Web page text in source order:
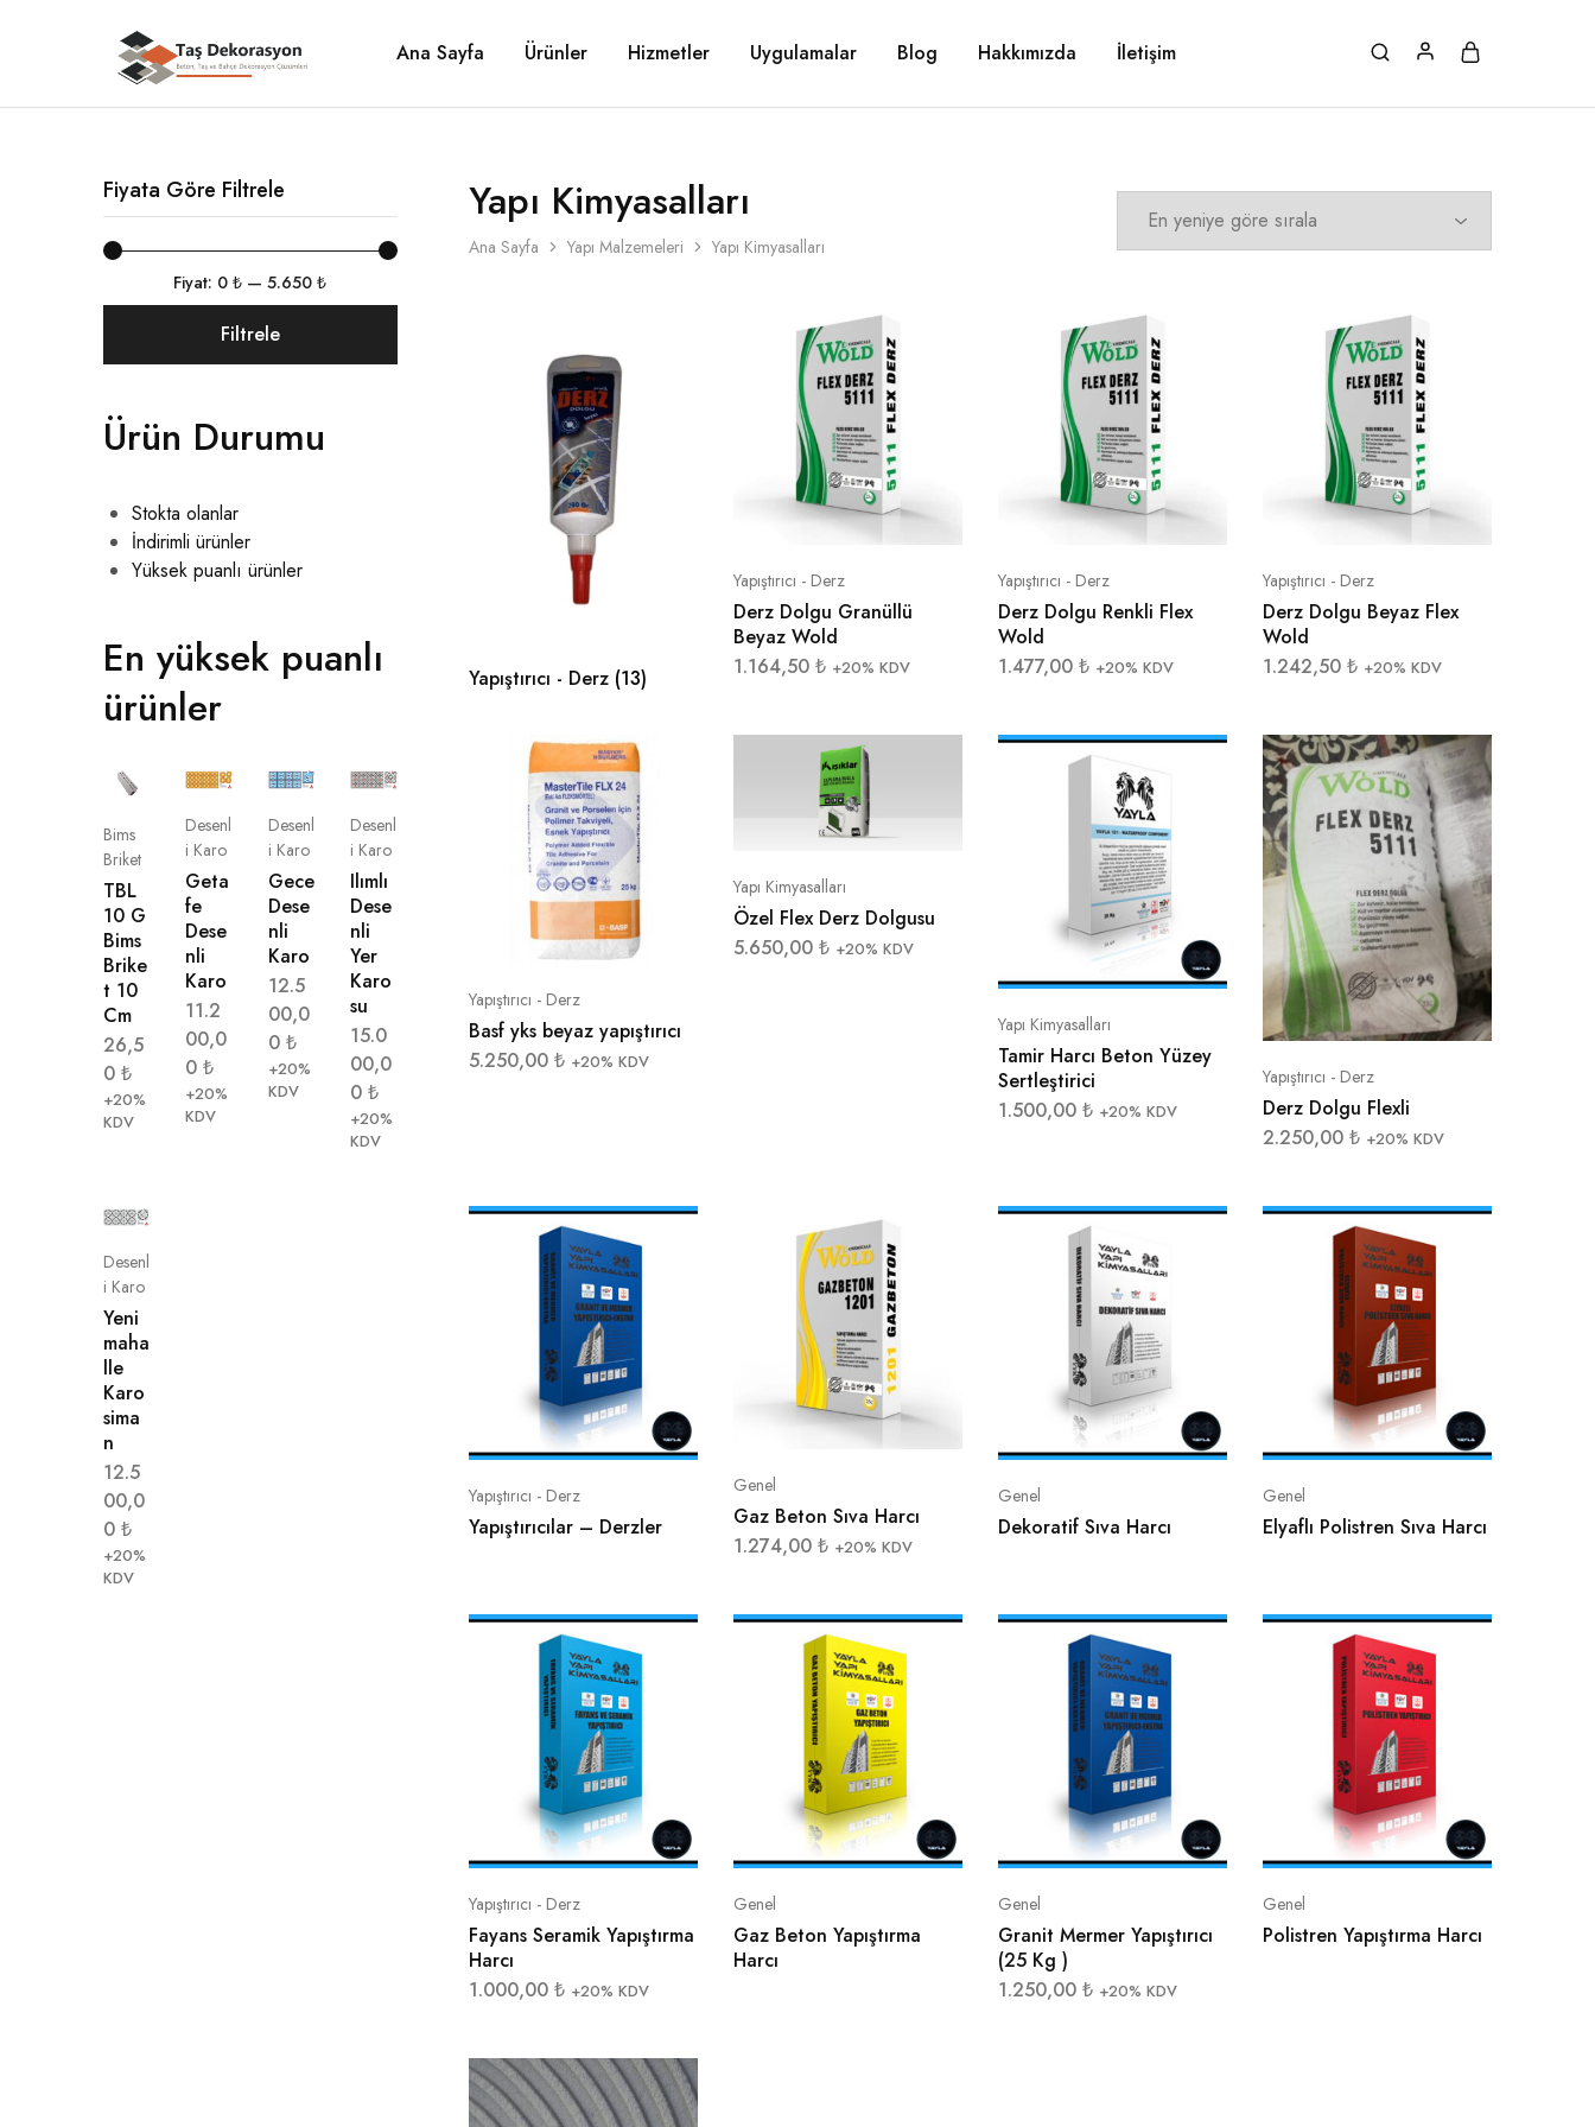
Taş
Dekorasyon
Beton,
Taş
Bahçe
Ana Sayfa Ürünler Hizmetler Uygulamalar Blog Hakkımızda İletişim
Yapı Kimyasalları
Ana Sayfa Yapı Malzemeleri Yapı Kimyasalları
Yapıştırıcı - Derz (13)
Yapıştırıcı - Derz
Derz Dolgu Granüllü
Beyaz Wold
1.164,50 ₺ +20% KDV
Yapıştırıcı - Derz
Derz Dolgu Renkli Flex
Wold
1.477,00 ₺ +20% KDV
Yapıştırıcı - Derz
Derz Dolgu Beyaz Flex
Wold
1.242,50 ₺ +20% KDV
Yapıştırıcı - Derz
Basf yks beyaz yapıştırıcı
5.250,00 ₺ +20% KDV
Yapı Kimyasalları
Özel Flex Derz Dolgusu
5.650,00 ₺ +20% KDV
Yapı Kimyasalları
Tamir Harcı Beton Yüzey
Sertleştirici
1.500,00 ₺ +20% KDV
Yapıştırıcı - Derz
Derz Dolgu Flexli
2.250,00 ₺ +20% KDV
Yapıştırıcı - Derz
Yapıştırıcılar – Derzler
Genel
Gaz Beton Sıva Harcı
1.274,00 ₺ +20% KDV
Genel
Dekoratif Sıva Harcı
Genel
Elyaflı Polistren Sıva Harcı
Yapıştırıcı - Derz
Fayans Seramik Yapıştırma
Harcı
1.000,00 ₺ +20% KDV
Genel
Gaz Beton Yapıştırma
Harcı
Genel
Granit Mermer Yapıştırıcı
(25 Kg )
1.250,00 ₺ +20% KDV
Genel
Polistren Yapıştırma Harcı
Fiyata Göre Filtrele
Filtrele
Fiyat: 0 ₺ —5.650 ₺
Ürün Durumu
Stokta olanlar
İndirimli ürünler
Yüksek puanlı ürünler
En yüksek puanlı
ürünler
Bims
Briket
TBL
10 G
Bims
Brike
t 10
Cm
26,5
0 ₺
+20%
KDV
Desenl
i Karo
Geta
fe
Dese
nli
Karo
11.2
00,0
0₺
+20%
KDV
Desenl
i Karo
Gece
Dese
nli
Karo
12.5
00,0
0 ₺
+20%
KDV
Desenl
i Karo
Ilımlı
Dese
nli
Yer
Karo
su
15.0
00,0
0₺
+20%
KDV
Desenl
i Karo
Yeni
maha
lle
Karo
sima
n
12.5
00,0
0 ₺
+20%
KDV